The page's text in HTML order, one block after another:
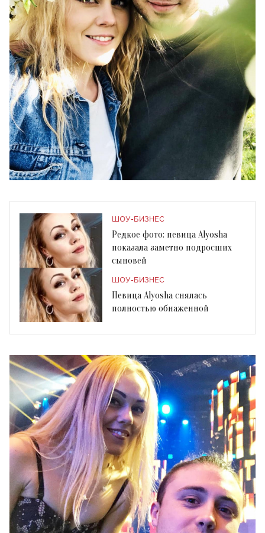
ШОУ-БИЗНЕС
Редкое фото: певица Alyosha
показала заметно подросших
сыновей
ШОУ-БИЗНЕС
Певица Alyosha снялась
полностью обнаженной